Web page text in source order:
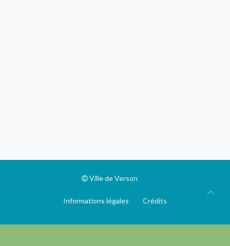
Ville de Verson
Informations légales Crédits